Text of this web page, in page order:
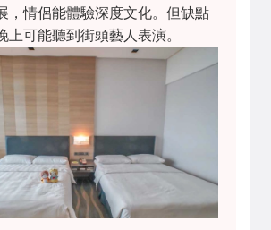
，情侶能體驗深度文化。但缺點
上可能聽到街頭藝人表演。